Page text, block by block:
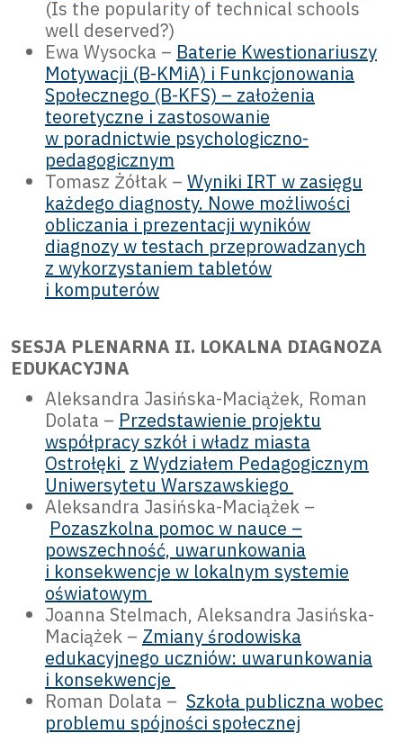
(Is the popularity of technical schools
well deserved?)
Ewa Wysocka – Baterie Kwestionariuszy
Motywacji (B-KMiA) i Funkcjonowania
Społecznego (B-KFS) – założenia
teoretyczne i zastosowanie
w poradnictwie psychologiczno-
pedagogicznym
Tomasz Żółtak – Wyniki IRT w zasięgu
każdego diagnosty. Nowe możliwości
obliczania i prezentacji wyników
diagnozy w testach przeprowadzanych
z wykorzystaniem tabletów
i komputerów
SESJA PLENARNA II. LOKALNA DIAGNOZA
EDUKACYJNA
Aleksandra Jasińska-Maciążek, Roman
Dolata – Przedstawienie projektu
współpracy szkół i władz miasta
Ostrołęki z Wydziałem Pedagogicznym
Uniwersytetu Warszawskiego
Aleksandra Jasińska-Maciążek –
Pozaszkolna pomoc w nauce –
powszechność, uwarunkowania
i konsekwencje w lokalnym systemie
oświatowym
Joanna Stelmach, Aleksandra Jasińska-
Maciążek – Zmiany środowiska
edukacyjnego uczniów: uwarunkowania
i konsekwencje
Roman Dolata – Szkoła publiczna wobec
problemu spójności społecznej